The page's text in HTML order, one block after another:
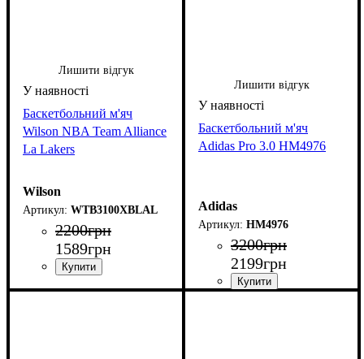
Лишити відгук
Баскетбольний м'яч
Wilson NBA Team Alliance
La Lakers
Wilson
WTB3100XBLAL
2200грн
1589грн
Лишити відгук
Баскетбольний м'яч
Adidas Pro 3.0 HM4976
Adidas
HM4976
3200грн
2199грн